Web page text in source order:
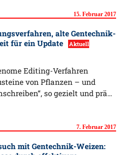
15. Februar 2017
alte Gentechnik-
für ein Update
Aktuell
Editing-Verfahren
von Pflanzen – und
so gezielt und prä…
7. Februar 2017
mit Gentechnik-Weizen: